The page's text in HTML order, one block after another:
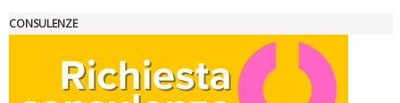
CONSULENZE